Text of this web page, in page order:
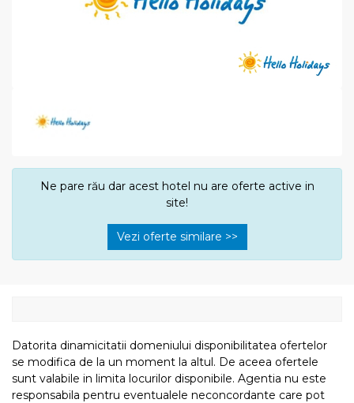
Ne pare rău dar acest hotel nu are oferte active in
site!
Vezi oferte similare >>
Datorita dinamicitatii domeniului disponibilitatea ofertelor
se modifica de la un moment la altul. De aceea ofertele
sunt valabile in limita locurilor disponibile. Agentia nu este
responsabila pentru eventualele neconcordante care pot